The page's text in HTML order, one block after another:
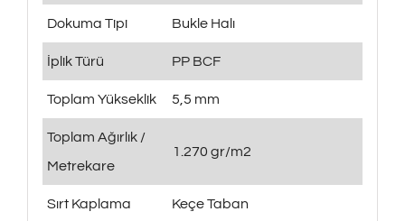
Dokuma Tipi Bukle Halı
İplik Türü PP BCF
Toplam Yükseklik 5,5 mm
Toplam Ağırlık /
Metrekare
1.270 gr/m2
Sırt Kaplama Keçe Taban